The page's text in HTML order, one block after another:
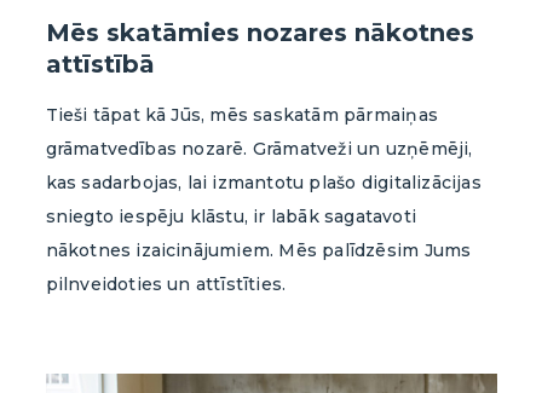
Mēs skatāmies nozares nākotnes
attīstībā
Tieši tāpat kā Jūs, mēs saskatām pārmaiņas
grāmatvedības nozarē. Grāmatveži un uzņēmēji,
kas sadarbojas, lai izmantotu plašo digitalizācijas
sniegto iespēju klāstu, ir labāk sagatavoti
nākotnes izaicinājumiem. Mēs palīdzēsim Jums
pilnveidoties un attīstīties.